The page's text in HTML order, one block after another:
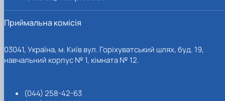
Приймальна комісія
03041, Україна, м. Київ вул. Горіхуватський шлях, буд. 19,
навчальний корпус № 1, кімната № 12.
(044) 258-42-63